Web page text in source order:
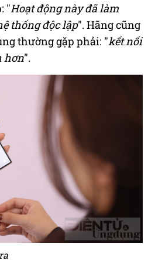
"Hoạt động này đã làm
thống độc lập". Hãng cũng
thường gặp phải: "kết nối
hơn".